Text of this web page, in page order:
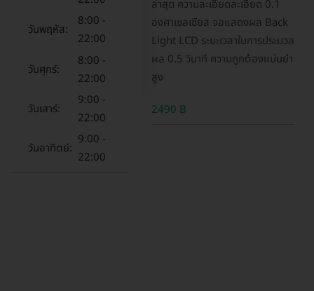
วันพฤหัส:
8:00 -
22:00
วันศุกร์:
8:00 -
22:00
วันเสาร์:
9:00 -
22:00
วันอาทิตย์:
9:00 -
22:00
ล่าสุด ความละเอียดละเอียด 0.1
องศาเซลเซียส จอแสดงผล Back
Light LCD ระยะเวลาในการประมวล
ผล 0.5 วินาที ความถูกต้องแม่นยำ
สูง
2490 B